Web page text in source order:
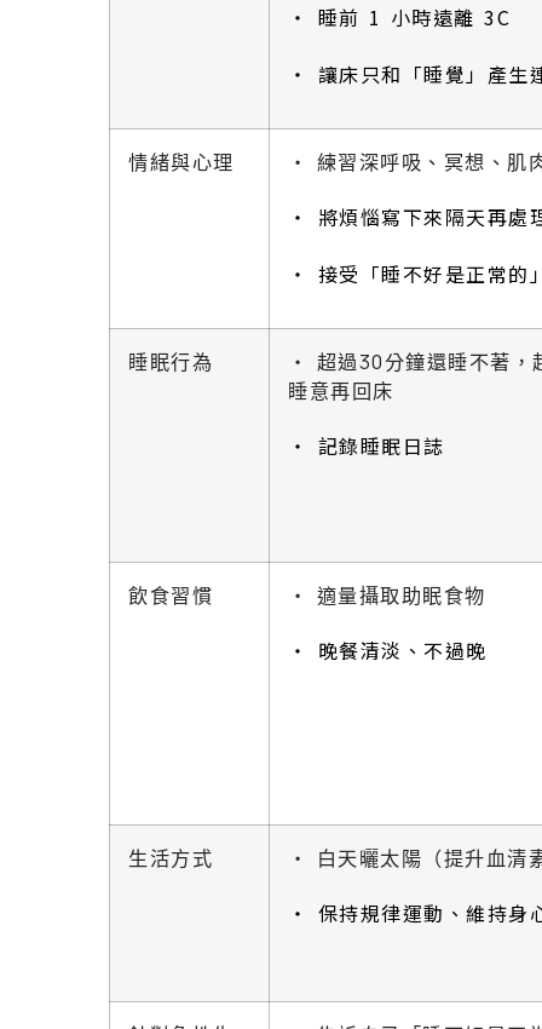
‧ 睡前 1 小時遠離 3C
‧ 讓床只和「睡覺」產生
情緒與心理 ‧ 練習深呼吸、冥想、肌
‧ 將煩惱寫下來隔天再處
‧ 接受「睡不好是正常的
睡眠行為
‧ 超過30分鐘還睡不著，
睡意再回床
‧ 記錄睡眠日誌
飲食習慣 ‧ 適量攝取助眠食物
‧ 晚餐清淡、不過晚
生活方式 ‧ 白天曬太陽（提升血清
‧ 保持規律運動、維持身